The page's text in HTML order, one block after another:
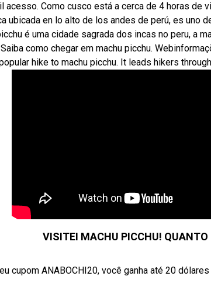
acesso. Como cusco está a cerca de 4 horas de
ubicada en lo alto de los andes de perú, es
é uma cidade sagrada dos incas no peru, a
como chegar em machu picchu.
hike to machu picchu. It leads hikers
VISITEI MACHU PICCHU!
cupom ANABOCHI20, você ganha até 20